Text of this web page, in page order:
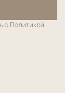
с Политикой